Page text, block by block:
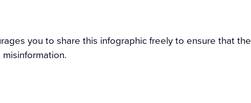
you to share this infographic freely to ensure that the